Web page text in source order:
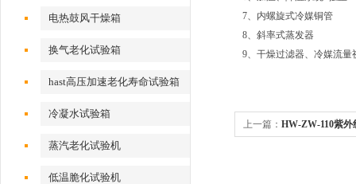
电热鼓风干燥箱
换气老化试验箱
hast高压加速老化寿命试验箱
冷凝水试验箱
蒸汽老化试验机
低温脆化试验机
7、内螺旋式冷媒铜管
8、斜率式蒸发器
9、干燥过滤器、冷媒流
上一篇： HW-ZW-110紫